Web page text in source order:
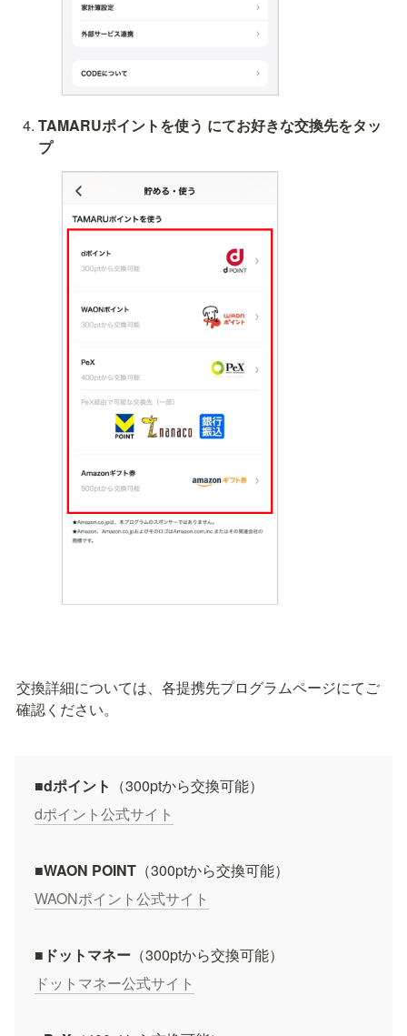
TAMARUポイントを使う にてお好きな交換先をタッ
プ
交換詳細については、各提携先プログラムページにてご
確認ください。
■dポイント （300ptから交換可能）
dポイント公式サイト
■WAON POINT （300ptから交換可能）
WAONポイント公式サイト
■ドットマネー （300ptから交換可能）
ドットマネー公式サイト